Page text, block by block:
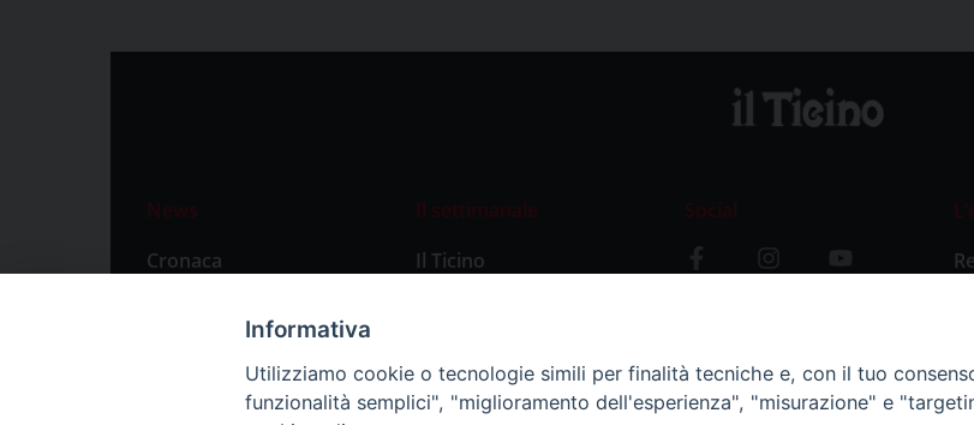
News
Cronaca
Primo Piano
Il settimanale
Il Ticino
Social
Informativa
Utilizziamo cookie o tecnologie simili per finalità tecniche e, con il tuo
funzionalità semplici", "miglioramento dell'esperienza", "misurazione" e